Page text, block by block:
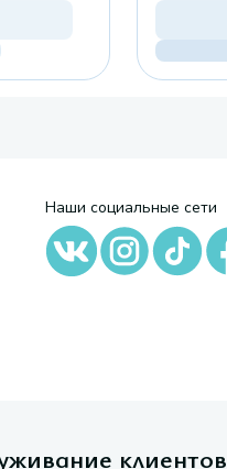
Наши социальные сети
клиентов